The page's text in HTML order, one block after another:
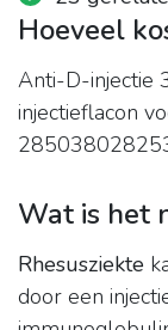
Hoeveel
Anti-D-injectie
injectieflacon
Wat is het
Rhesusziekte
door een